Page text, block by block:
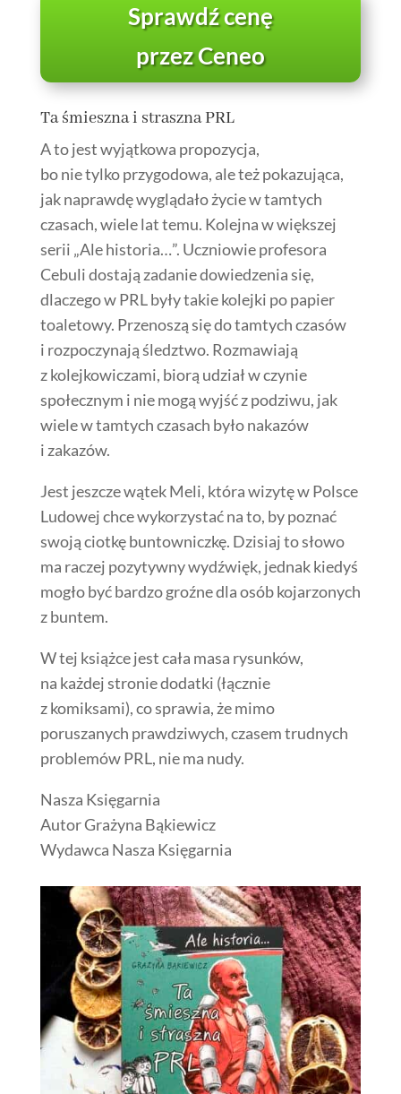
Sprawdź cenę
przez Ceneo
Ta śmieszna i straszna PRL
A to jest wyjątkowa propozycja,
bo nie tylko przygodowa, ale też pokazująca,
jak naprawdę wyglądało życie w tamtych
czasach, wiele lat temu. Kolejna w większej
serii „Ale historia…”. Uczniowie profesora
Cebuli dostają zadanie dowiedzenia się,
dlaczego w PRL były takie kolejki po papier
toaletowy. Przenoszą się do tamtych czasów
i rozpoczynają śledztwo. Rozmawiają
z kolejkowiczami, biorą udział w czynie
społecznym i nie mogą wyjść z podziwu, jak
wiele w tamtych czasach było nakazów
i zakazów.
Jest jeszcze wątek Meli, która wizytę w Polsce
Ludowej chce wykorzystać na to, by poznać
swoją ciotkę buntowniczkę. Dzisiaj to słowo
ma raczej pozytywny wydźwięk, jednak kiedyś
mogło być bardzo groźne dla osób kojarzonych
z buntem.
W tej książce jest cała masa rysunków,
na każdej stronie dodatki (łącznie
z komiksami), co sprawia, że mimo
poruszanych prawdziwych, czasem trudnych
problemów PRL, nie ma nudy.
Nasza Księgarnia
Autor Grażyna Bąkiewicz
Wydawca Nasza Księgarnia